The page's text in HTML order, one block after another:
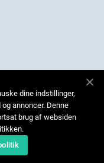
dine indstillinger,
annoncer. Denne
brug af websiden